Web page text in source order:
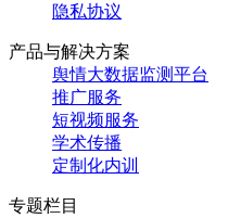
隐私协议
产品与解决方案
舆情大数据监测平台
推广服务
短视频服务
学术传播
定制化内训
专题栏目